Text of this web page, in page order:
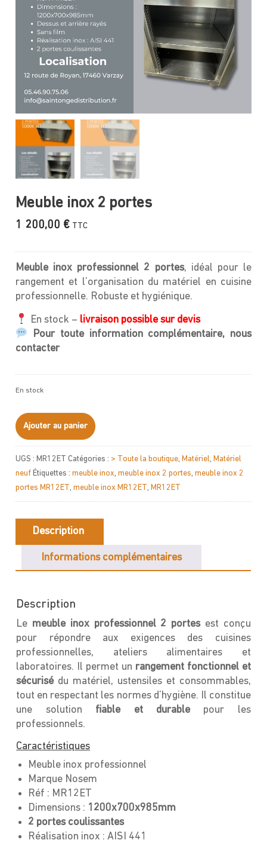
Meuble inox 2 portes
1 200,00 € TTC
Meuble inox professionnel 2 portes, idéal pour le
rangement et l’organisation du matériel en cuisine
professionnelle. Robuste et hygiénique.
En stock – livraison possible sur devis
Pour toute information complémentaire, nous
contacter
En stock
quantité
de
Meuble
inox
2
portes
Ajouter au panier
UGS :MR12ET Catégories : > Toute la boutique,Matériel,Matériel
neuf Étiquettes :meuble inox,meuble inox 2 portes,meuble inox 2
portes MR12ET,meuble inox MR12ET,MR12ET
Description
Informations complémentaires
Description
Le meuble inox professionnel 2 portes est conçu
pour répondre aux exigences des cuisines
professionnelles, ateliers alimentaires et
laboratoires. Il permet un rangement fonctionnel et
sécurisédu matériel, ustensiles et consommables,
tout en respectant les normes d’hygiène. Il constitue
une solution fiable et durable pour les
professionnels.
Caractéristiques
Meuble inox professionnel
Marque Nosem
Réf : MR12ET
Dimensions : 1200x700x985mm
2 portes coulissantes
Réalisation inox : AISI 441